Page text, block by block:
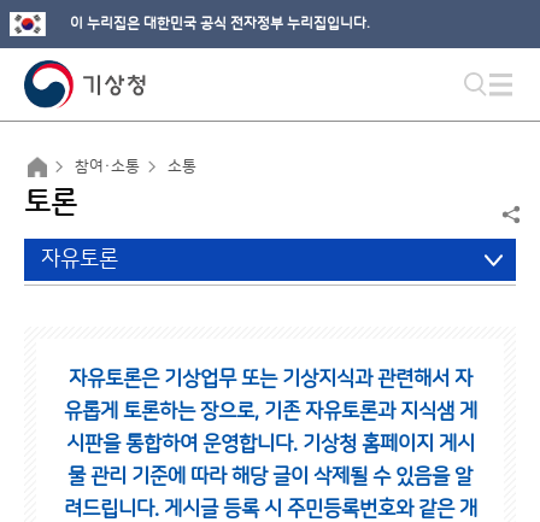
이 누리집은 대한민국 공식 전자정부 누리집입니다.
참여·소통 소통
토론
자유토론
자유토론은 기상업무 또는 기상지식과 관련해서 자
유롭게 토론하는 장으로, 기존 자유토론과 지식샘 게
시판을 통합하여 운영합니다. 기상청 홈페이지 게시
물 관리 기준에 따라 해당 글이 삭제될 수 있음을 알
려드립니다. 게시글 등록 시 주민등록번호와 같은 개